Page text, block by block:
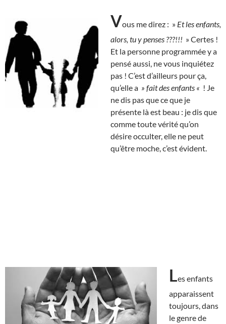
Vous me direz : » Et les enfants,
alors, tu y penses ???!!! » Certes !
Et la personne programmée y a
pensé aussi, ne vous inquiétez
pas ! C’est d’ailleurs pour ça,
qu’elle a » fait des enfants « ! Je
ne dis pas que ce que je
présente là est beau : je dis que
comme toute vérité qu’on
désire occulter, elle ne peut
qu’être moche, c’est évident.
Les enfants
apparaissent
toujours, dans
le genre de